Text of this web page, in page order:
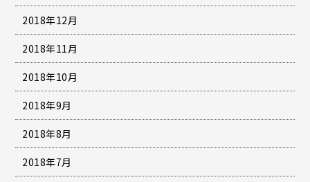
2018年12月
2018年11月
2018年10月
2018年9月
2018年8月
2018年7月